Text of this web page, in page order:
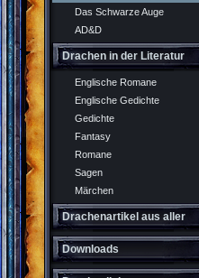
Das Schwarze Auge
AD&D
Drachen in der Literatur
Englische Romane
Englische Gedichte
Gedichte
Fantasy
Romane
Sagen
Märchen
Drachenartikel aus aller
Welt
Downloads